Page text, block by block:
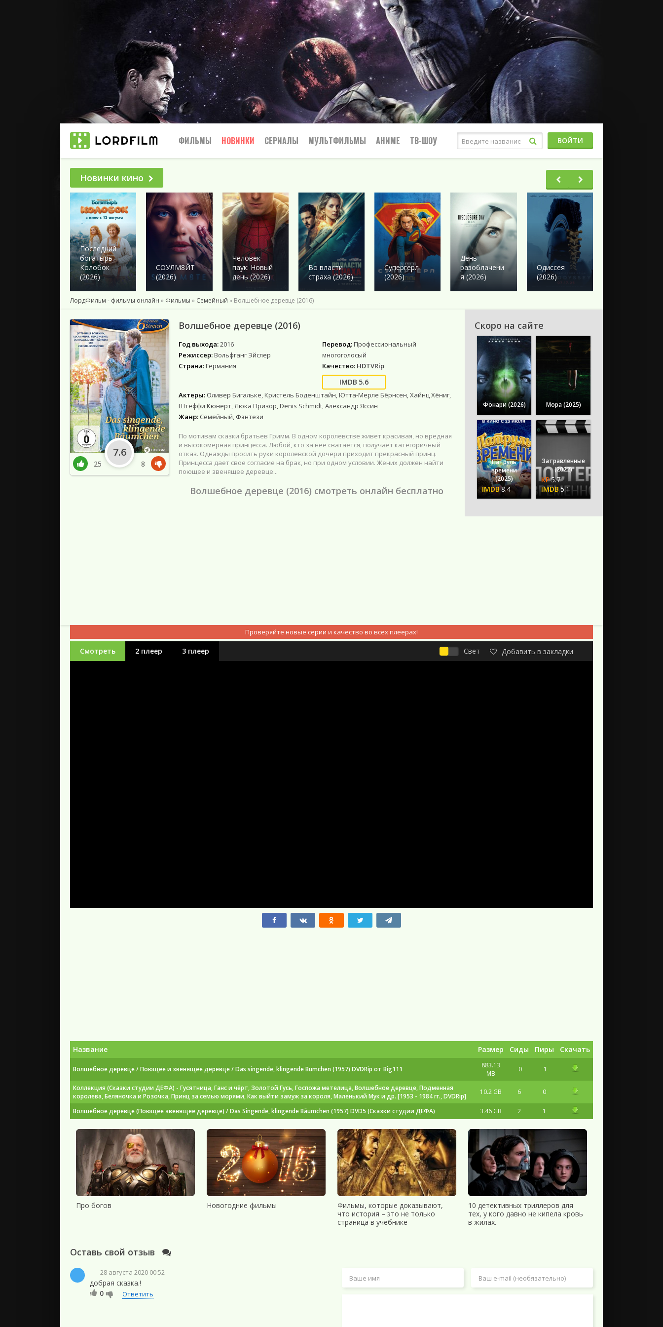
ФИЛЬМЫ
2025
2024
2023
2022
2021
2020
2018
Боевики
Вестерн
Военный
Детектив
Драма
Исторические
Комедия
Мелодрама
Семейный
Триллер
Ужасы
Фантастика
Фэнтези
Фильмы 4К
Фильмы HD1080
НОВИНКИ СЕРИАЛЫ
Боевик
Мелодрамы
Военный
Детектив
Исторические
Приключения
Триллеры
Ужасы
Фантастика
Netflix
МУЛЬТФИЛЬМЫ АНИМЕ
Драма
Романтика
Комедия
Этти
Мистика
Приключения
Ужасы
Триллеры
Боевик
ТВ-ШОУ ВОЙТИ
Новинки кино
Последний
богатырь.
Колобок
(2026)
СОУЛМ8ЙТ
(2026)
Человек-
паук: Новый
день (2026)
Во власти
страха (2026)
Супергерл
(2026)
День
разоблачени
я (2026)
Одиссея
(2026)
ЛордФильм - фильмы онлайн » Фильмы » Семейный » Волшебное деревце (2016)
Волшебное деревце (2016)
Год выхода:2016
Режиссер:Вольфганг Эйслер
Страна:Германия
Перевод:Профессиональный
многоголосый
Качество: HDTVRip
5.6
Актеры: Оливер Бигальке, Кристель Боденштайн, Ютта-Мерле Бёрнсен, Хайнц Хёниг,
Штеффи Кюнерт, Люка Призор, Denis Schmidt, Александр Яссин
Жанр: Семейный, Фэнтези
По мотивам сказки братьев Гримм. В одном королевстве живет красивая, но вредная
и высокомерная принцесса. Любой, кто за нее сватается, получает категоричный
отказ. Однажды просить руки королевской дочери приходит прекрасный принц.
Принцесса дает свое согласие на брак, но при одном условии. Жених должен найти
поющее и звенящее деревце...
Волшебное деревце (2016) смотреть онлайн бесплатно
25
7.6
8
Скоро на сайте
Фонари (2026) Мора (2025)
Патруль
времени
(2025)
8.4
Затравленные
(2022)
5.7
5.1
Проверяйте новые серии и качество во всех плеерах!
Смотреть 2 плеер 3 плеер Свет Добавить в закладки
Название Размер Сиды Пиры Скачать
Волшебное деревце / Поющее и звенящее деревце / Das singende, klingende Bumchen (1957) DVDRip от Big111
883.13
MB
0 1
Коллекция (Сказки студии ДЕФА) - Гусятница, Ганс и чёрт, Золотой Гусь, Госпожа метелица, Волшебное деревце, Подменная
королева, Беляночка и Розочка, Принц за семью морями, Как выйти замуж за короля, Маленький Мук и др. [1953 - 1984 гг., DVDRip]
10.2 GB 6 0
Волшебное деревце (Поющее звенящее деревце) / Das Singende, klingende Bäumchen (1957) DVD5 (Сказки студии ДЕФА) 3.46 GB 2 1
Про богов Новогодние фильмы
Фильмы, которые доказывают,
что история – это не только
страница в учебнике
10 детективных триллеров для
тех, у кого давно не кипела кровь
в жилах.
Оставь свой отзыв
28 августа 2020 00:52
добрая сказка.!
0
Ответить